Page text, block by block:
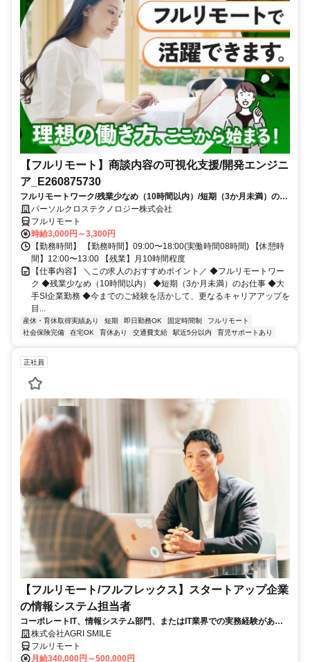
【フルリモート】商談内容の可視化支援/開発エンジニ
ア_E260875730
フルリモートワーク/残業少なめ（10時間以内）/短期（3か月未満）のお
仕事/大手SI企業勤務/今までのご経験を活かして、更なるキャリアアップ
を目指せます
パーソルクロステクノロジー株式会社
フルリモート
時給3,000円～3,300円
【勤務時間】 【勤務時間】09:00〜18:00(実働時間08時間) 【休憩時
間】12:00〜13:00 【残業】月10時間程度
【仕事内容】 ＼この求人のおすすめポイント／ ◆フルリモートワー
ク ◆残業少なめ（10時間以内） ◆短期（3か月未満）のお仕事 ◆大
手SI企業勤務 ◆今までのご経験を活かして、更なるキャリアアップを
目...
産休・育休取得実績あり 短期 即日勤務OK 固定時間制
フルリモート
社会保険完備
在宅OK 育休あり 交通費支給 駅近5分以内 育児サポートあり
正社員
【フルリモート/フルフレックス】スタートアップ企業
の情報システム担当者
コーポレートIT、情報システム部門、またはIT業界での実務経験がある
方、大歓迎！
株式会社AGRI SMILE
フルリモート
月給340,000円～500,000円